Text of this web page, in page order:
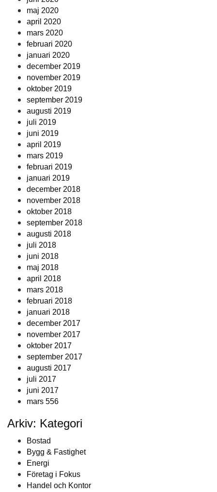
maj 2020
april 2020
mars 2020
februari 2020
januari 2020
december 2019
november 2019
oktober 2019
september 2019
augusti 2019
juli 2019
juni 2019
april 2019
mars 2019
februari 2019
januari 2019
december 2018
november 2018
oktober 2018
september 2018
augusti 2018
juli 2018
juni 2018
maj 2018
april 2018
mars 2018
februari 2018
januari 2018
december 2017
november 2017
oktober 2017
september 2017
augusti 2017
juli 2017
juni 2017
mars 556
Arkiv: Kategori
Bostad
Bygg & Fastighet
Energi
Företag i Fokus
Handel och Kontor